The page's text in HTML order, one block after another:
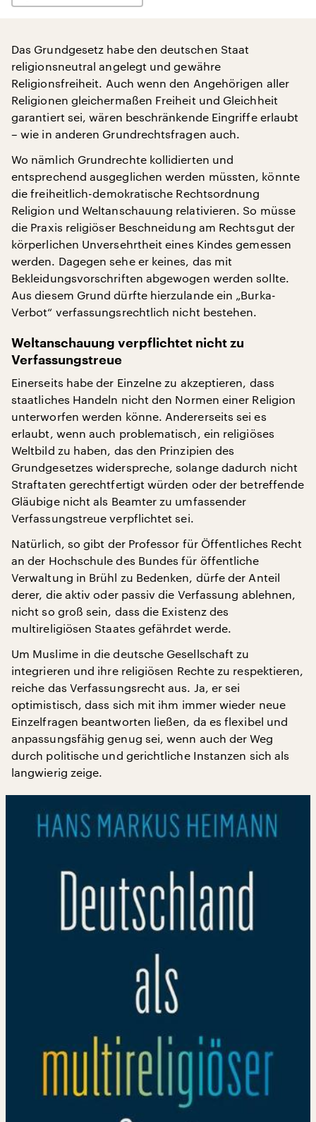
Das Grundgesetz habe den deutschen Staat
religionsneutral angelegt und gewähre
Religionsfreiheit. Auch wenn den Angehörigen aller
Religionen gleichermaßen Freiheit und Gleichheit
garantiert sei, wären beschränkende Eingriffe erlaubt
– wie in anderen Grundrechtsfragen auch.
Wo nämlich Grundrechte kollidierten und
entsprechend ausgeglichen werden müssten, könnte
die freiheitlich-demokratische Rechtsordnung
Religion und Weltanschauung relativieren. So müsse
die Praxis religiöser Beschneidung am Rechtsgut der
körperlichen Unversehrtheit eines Kindes gemessen
werden. Dagegen sehe er keines, das mit
Bekleidungsvorschriften abgewogen werden sollte.
Aus diesem Grund dürfte hierzulande ein „Burka-
Verbot“ verfassungsrechtlich nicht bestehen.
Weltanschauung verpflichtet nicht zu
Verfassungstreue
Einerseits habe der Einzelne zu akzeptieren, dass
staatliches Handeln nicht den Normen einer Religion
unterworfen werden könne. Andererseits sei es
erlaubt, wenn auch problematisch, ein religiöses
Weltbild zu haben, das den Prinzipien des
Grundgesetzes widerspreche, solange dadurch nicht
Straftaten gerechtfertigt würden oder der betreffende
Gläubige nicht als Beamter zu umfassender
Verfassungstreue verpflichtet sei.
Natürlich, so gibt der Professor für Öffentliches Recht
an der Hochschule des Bundes für öffentliche
Verwaltung in Brühl zu Bedenken, dürfe der Anteil
derer, die aktiv oder passiv die Verfassung ablehnen,
nicht so groß sein, dass die Existenz des
multireligiösen Staates gefährdet werde.
Um Muslime in die deutsche Gesellschaft zu
integrieren und ihre religiösen Rechte zu respektieren,
reiche das Verfassungsrecht aus. Ja, er sei
optimistisch, dass sich mit ihm immer wieder neue
Einzelfragen beantworten ließen, da es flexibel und
anpassungsfähig genug sei, wenn auch der Weg
durch politische und gerichtliche Instanzen sich als
langwierig zeige.